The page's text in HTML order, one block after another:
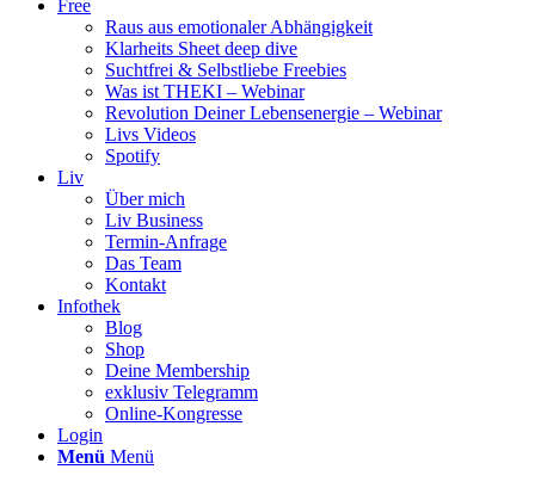
Free
Raus aus emotionaler Abhängigkeit
Klarheits Sheet deep dive
Suchtfrei & Selbstliebe Freebies
Was ist THEKI – Webinar
Revolution Deiner Lebensenergie – Webinar
Livs Videos
Spotify
Liv
Über mich
Liv Business
Termin-Anfrage
Das Team
Kontakt
Infothek
Blog
Shop
Deine Membership
exklusiv Telegramm
Online-Kongresse
Login
Menü Menü